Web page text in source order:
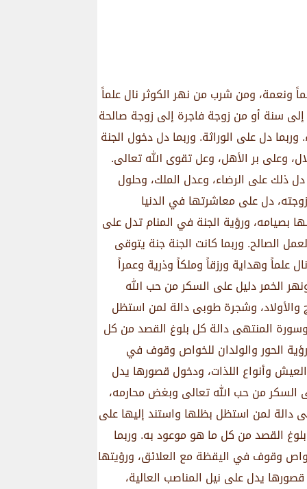
ونعمة، ومن شرب من نهر الكوثر نال علماً
إلى سنة أو من زوجة فاجرة إلى زوجة صالحة
دل على الوراثة. وربما دل دخول الجنة
وعلى بر الأهل، وعل تقوى الله تعالى.
ذلك على الرضاء، وعدل الملك، وحلول
دل على معاشرتها في الدنيا
بصيامه، ورؤية الجنة في المنام تدل على
الصالح. وربما كانت الجنة جنة يتوقى
علماً وهداية ورزقاً وملكاً وذرية وعمراً
الخمر دليل على السكر من حب الله
والأولاد، وشجرة طوبى دالة لمن استظل
وسورة المنتهى دالة كل بلوغ القصد من كل
الحور والولدان للخواص وقوف في
وأنواع اللذات، ودخول قصورها يدل
السكر من حب الله تعالى وبغض محارمه،
دالة لمن استظل بظلها واستند إليها على
القصد من كل ما هو موعود به. وربما
وقوف في اليقظة مع العلائق، ورؤيتها
يدل على نيل المناصب العالية،